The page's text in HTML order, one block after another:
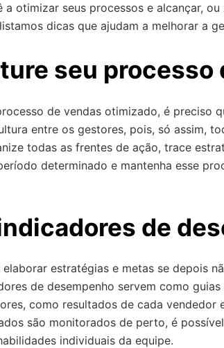
a otimizar seus processos e alcançar,
dicas que ajudam a melhorar a
seu processo
de vendas otimizado, é preciso
entre os gestores, pois, só assim,
todas as frentes de ação, trace
determinado e mantenha esse
de
elaborar estratégias e metas se depois
de desempenho servem como
como resultados de cada vendedor
são monitorados de perto, é
individuais da equipe.